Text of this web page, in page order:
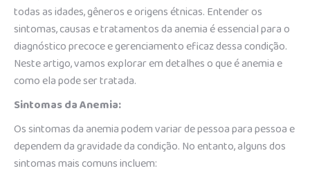
todas as idades, gêneros e origens étnicas. Entender os
sintomas, causas e tratamentos da anemia é essencial para o
diagnóstico precoce e gerenciamento eficaz dessa condição.
Neste artigo, vamos explorar em detalhes o que é anemia e
como ela pode ser tratada.
Sintomas da Anemia:
Os sintomas da anemia podem variar de pessoa para pessoa e
dependem da gravidade da condição. No entanto, alguns dos
sintomas mais comuns incluem: